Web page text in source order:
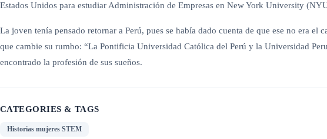
Estados Unidos para estudiar Administración de Empresas en New York University
La joven tenía pensado retornar a Perú, pues se había dado cuenta de que ese no era
que cambie su rumbo: “La Pontificia Universidad Católica del Perú y la Universidad
encontrado la profesión de sus sueños.
CATEGORIES & TAGS
Historias mujeres STEM